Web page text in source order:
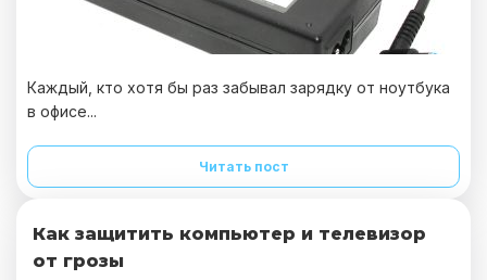
Каждый, кто хотя бы раз забывал зарядку от ноутбука
в офисе...
Читать пост
Как защитить компьютер и телевизор
от грозы